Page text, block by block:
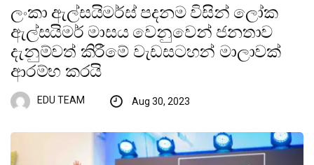
ලංකා ඇල්සයිමර්ස් පදනම විසින් ලෝක
ඇල්සයිමර් මාසය වෙනුවෙන් ජනතාව
දැනුම්වත් කිරීමේ වැඩසටහන් මාලාවක්
ආරම්භ කරයි
EDU TEAM Aug 30, 2023